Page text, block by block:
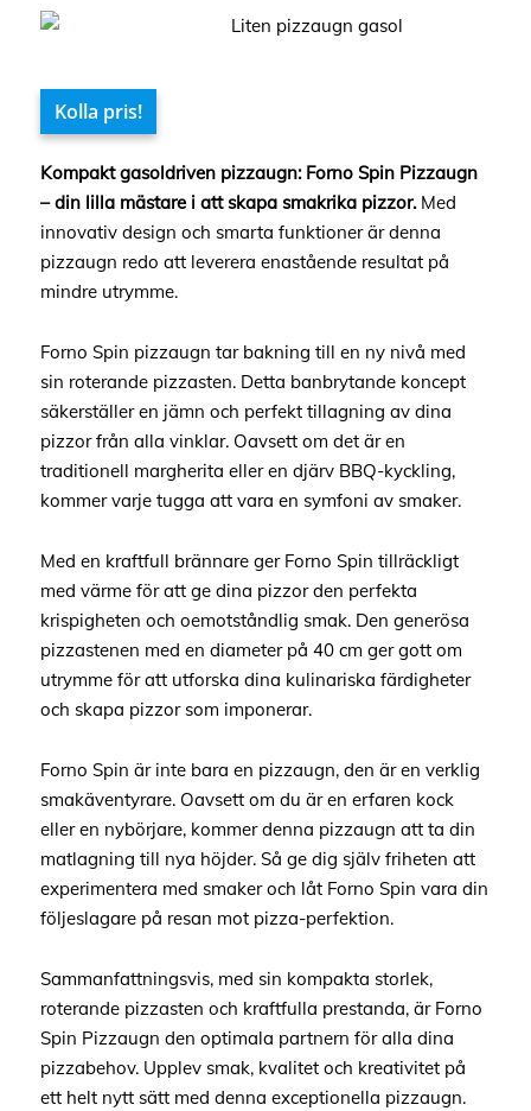
Kolla pris!
Kompakt gasoldriven pizzaugn: Forno Spin Pizzaugn
– din lilla mästare i att skapa smakrika pizzor. Med
innovativ design och smarta funktioner är denna
pizzaugn redo att leverera enastående resultat på
mindre utrymme.
Forno Spin pizzaugn tar bakning till en ny nivå med
sin roterande pizzasten. Detta banbrytande koncept
säkerställer en jämn och perfekt tillagning av dina
pizzor från alla vinklar. Oavsett om det är en
traditionell margherita eller en djärv BBQ-kyckling,
kommer varje tugga att vara en symfoni av smaker.
Med en kraftfull brännare ger Forno Spin tillräckligt
med värme för att ge dina pizzor den perfekta
krispigheten och oemotståndlig smak. Den generösa
pizzastenen med en diameter på 40 cm ger gott om
utrymme för att utforska dina kulinariska färdigheter
och skapa pizzor som imponerar.
Forno Spin är inte bara en pizzaugn, den är en verklig
smakäventyrare. Oavsett om du är en erfaren kock
eller en nybörjare, kommer denna pizzaugn att ta din
matlagning till nya höjder. Så ge dig själv friheten att
experimentera med smaker och låt Forno Spin vara din
följeslagare på resan mot pizza-perfektion.
Sammanfattningsvis, med sin kompakta storlek,
roterande pizzasten och kraftfulla prestanda, är Forno
Spin Pizzaugn den optimala partnern för alla dina
pizzabehov. Upplev smak, kvalitet och kreativitet på
ett helt nytt sätt med denna exceptionella pizzaugn.